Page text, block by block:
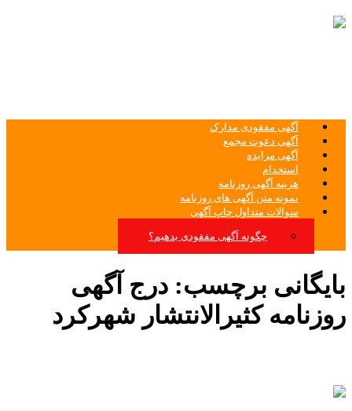
آگهی مفقودی مدارک
آگهی دعوت مجمع
آگهی مزایده
استخدام
هزینه آگهی روزنامه
نمونه متن آگهی های روزنامه
سوالات متداول چاپ آگهی
چگونه آگهی مفقودی بدهیم؟
بایگانی برچسب: درج آگهی
روزنامه کثیرالانتشار شهرکرد